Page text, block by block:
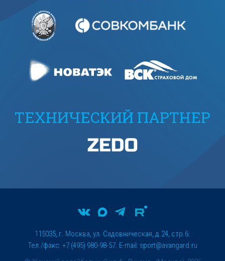
ТЕХНИЧЕСКИЙ ПАРТНЕР
115035, г. Москва, ул. Садовническая, д.24, стр.6.
Тел./факс: +7 (495) 980-98-57. E-mail: sport@avangard.ru